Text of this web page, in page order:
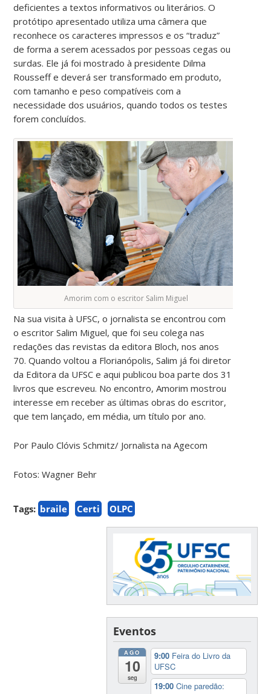
deficientes a textos informativos ou literários. O
protótipo apresentado utiliza uma câmera que
reconhece os caracteres impressos e os “traduz”
de forma a serem acessados por pessoas cegas ou
surdas. Ele já foi mostrado à presidente Dilma
Rousseff e deverá ser transformado em produto,
com tamanho e peso compatíveis com a
necessidade dos usuários, quando todos os testes
forem concluídos.
Amorim com o escritor Salim Miguel
Na sua visita à UFSC, o jornalista se encontrou com
o escritor Salim Miguel, que foi seu colega nas
redações das revistas da editora Bloch, nos anos
70. Quando voltou a Florianópolis, Salim já foi diretor
da Editora da UFSC e aqui publicou boa parte dos 31
livros que escreveu. No encontro, Amorim mostrou
interesse em receber as últimas obras do escritor,
que tem lançado, em média, um título por ano.
Por Paulo Clóvis Schmitz/ Jornalista na Agecom
Fotos: Wagner Behr
Tags: braile Certi OLPC
Eventos
AGO
10
seg
9:00 Feira do Livro da
UFSC
19:00Cine paredão: